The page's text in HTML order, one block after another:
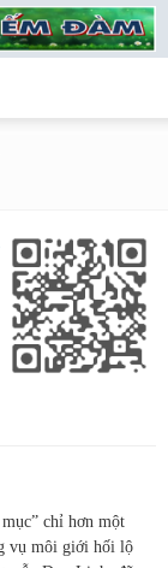
chỉ hơn một
vụ môi giới hối lộ